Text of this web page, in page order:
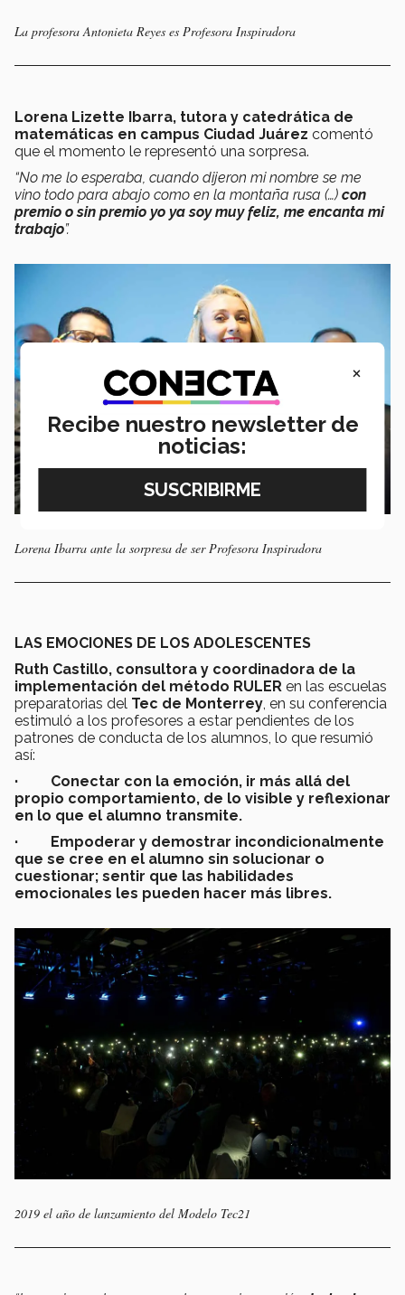
La profesora Antonieta Reyes es Profesora Inspiradora
Lorena Lizette Ibarra, tutora y catedrática de
matemáticas en campus Ciudad Juárez comentó
que el momento le representó una sorpresa.
“No me lo esperaba, cuando dijeron mi nombre se me
vino todo para abajo como en la montaña rusa (…) con
premio o sin premio yo ya soy muy feliz, me encanta mi
trabajo”.
Lorena Ibarra ante la sorpresa de ser Profesora Inspiradora
LAS EMOCIONES DE LOS ADOLESCENTES
Ruth Castillo, consultora y coordinadora de la
implementación del método RULER en las escuelas
preparatorias del Tec de Monterrey, en su conferencia
estimuló a los profesores a estar pendientes de los
patrones de conducta de los alumnos, lo que resumió
así:
· Conectar con la emoción, ir más allá del
propio comportamiento, de lo visible y reflexionar
en lo que el alumno transmite.
· Empoderar y demostrar incondicionalmente
que se cree en el alumno sin solucionar o
cuestionar; sentir que las habilidades
emocionales les pueden hacer más libres.
2019 el año de lanzamiento del Modelo Tec21
×
Recibe nuestro newsletter de
noticias: